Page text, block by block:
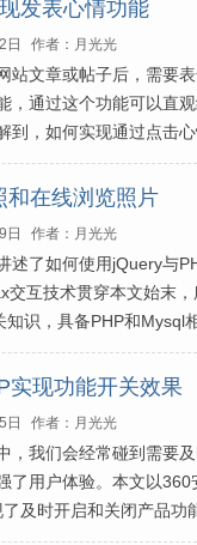
发表心情功能
日 作者：月光光
站文章或帖子后，需要
，通过这个功能可以直
到，如何实现通过点击
和在线浏览照片
日 作者：月光光
述了如何使用jQuery与
交互技术贯穿本文始末
识，具备PHP和Mysql
实现功能开关效果
日 作者：月光光
，我们会经常碰到需要
了用户体验。本文以360
及时开启和关闭产品功